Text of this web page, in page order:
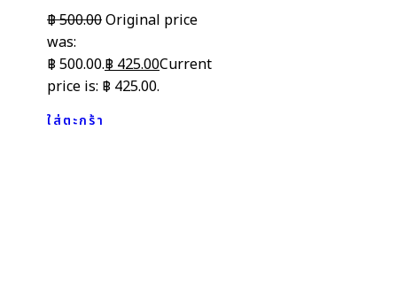
฿500.00Original price
was:
฿ 500.00.฿425.00Current
price is: ฿ 425.00.
ใส่ตะกร้า